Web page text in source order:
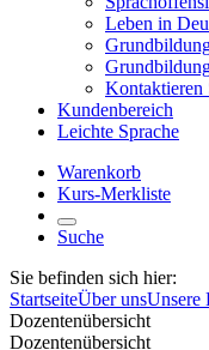
Leben in
Kontaktieren
Kundenbereich
Leichte Sprache
Warenkorb
Kurs-Merkliste
Suche
Sie befinden sich hier:
StartseiteÜber unsUnsere
Dozentenübersicht
Dozentenübersicht